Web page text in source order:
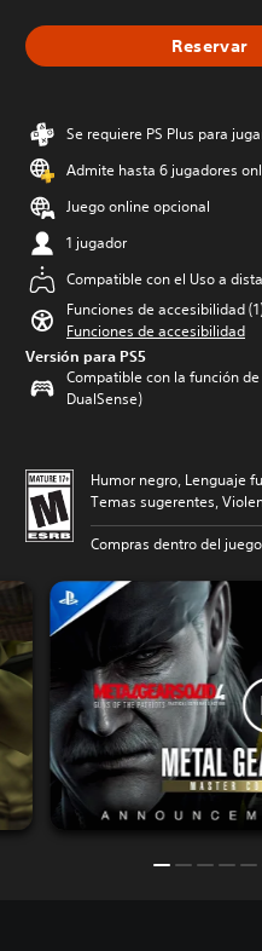
Reservar
Se requiere PS Plus para
Admite hasta 6 jugadores
Juego online opcional
1 jugador
Compatible con el Uso a
Funciones de accesibilidad
Funciones de accesibilidad
Versión para PS5
Compatible con la función
DualSense)
Humor negro, Lenguaje
Temas sugerentes,
Compras dentro del juego